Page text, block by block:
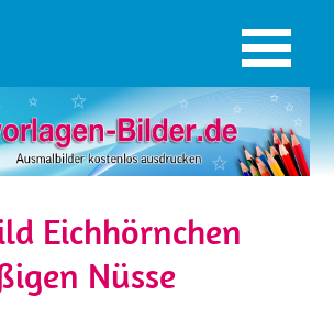
Eichhörnchen
Nüsse